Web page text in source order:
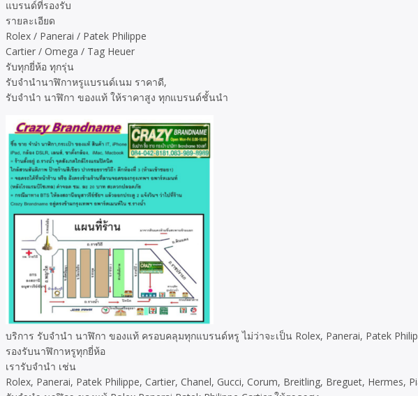
แบรนด์ที่รองรับ
รายละเอียด
Rolex / Panerai / Patek Philippe
Cartier / Omega / Tag Heuer
รับทุกยี่ห้อ ทุกรุ่น
รับจำนำนาฬิกาหรูแบรนด์เนม ราคาดี,
รับจำนำ นาฬิกา ของแท้ ให้ราคาสูง ทุกแบรนด์ชั้นนำ
บริการ รับจำนำ นาฬิกา ของแท้ ครอบคลุมทุกแบรนด์หรู ไม่ว่าจะเป็น Rolex, Panerai, Patek
รองรับนาฬิกาหรูทุกยี่ห้อ
เรารับจำนำ เช่น
Rolex, Panerai, Patek Philippe, Cartier, Chanel, Gucci, Corum, Breitling, Breguet,